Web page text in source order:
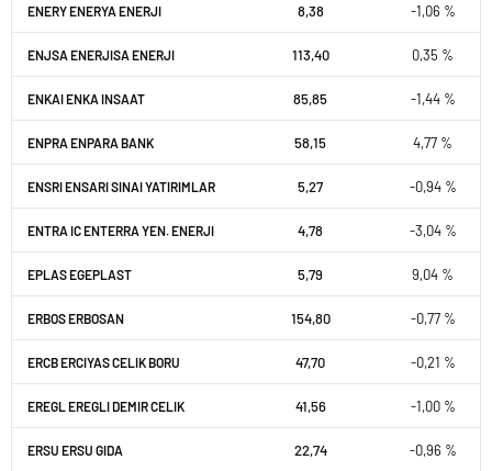
ENERY ENERYA ENERJI 8,38 -1,06 %
ENJSA ENERJISA ENERJI 113,40 0,35 %
ENKAI ENKA INSAAT 85,85 -1,44 %
ENPRA ENPARA BANK 58,15 4,77 %
ENSRI ENSARI SINAI YATIRIMLAR 5,27 -0,94 %
ENTRA IC ENTERRA YEN. ENERJI 4,78 -3,04 %
EPLAS EGEPLAST 5,79 9,04 %
ERBOS ERBOSAN 154,80 -0,77 %
ERCB ERCIYAS CELIK BORU 47,70 -0,21 %
EREGL EREGLI DEMIR CELIK 41,56 -1,00 %
ERSU ERSU GIDA 22,74 -0,96 %